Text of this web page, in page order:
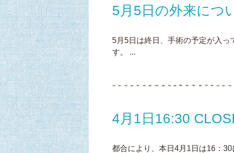
5月5日の外来につ
5月5日は終日、手術の予定が入っ
す。 ...
4月1日16:30
都合により、本日4月1日は16：